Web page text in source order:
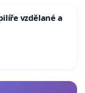
vzdělané a